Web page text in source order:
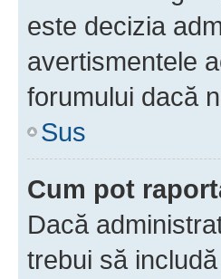
este decizia
avertismentele
forumului dacă
Sus
Cum pot
Dacă
trebui să